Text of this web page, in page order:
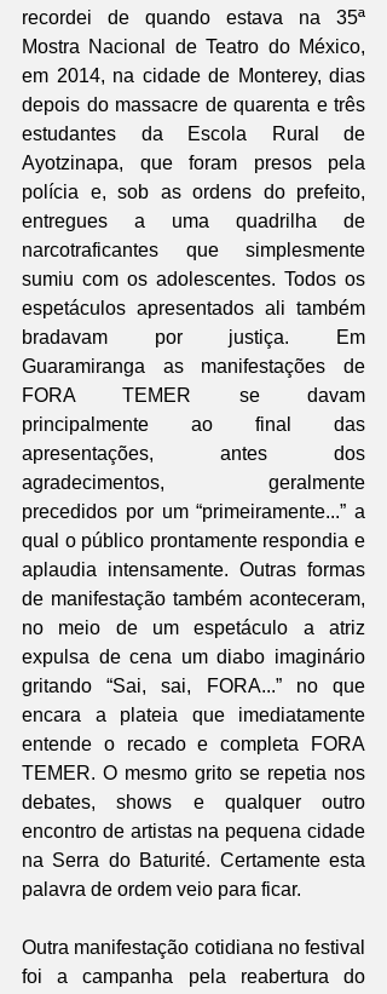
recordei de quando estava na 35ª
Mostra Nacional de Teatro do México,
em 2014, na cidade de Monterey, dias
depois do massacre de quarenta e três
estudantes da Escola Rural de
Ayotzinapa, que foram presos pela
polícia e, sob as ordens do prefeito,
entregues a uma quadrilha de
narcotraficantes que simplesmente
sumiu com os adolescentes. Todos os
espetáculos apresentados ali também
bradavam por justiça. Em
Guaramiranga as manifestações de
FORA TEMER se davam
principalmente ao final das
apresentações, antes dos
agradecimentos, geralmente
precedidos por um “primeiramente...” a
qual o público prontamente respondia e
aplaudia intensamente. Outras formas
de manifestação também aconteceram,
no meio de um espetáculo a atriz
expulsa de cena um diabo imaginário
gritando “Sai, sai, FORA...” no que
encara a plateia que imediatamente
entende o recado e completa FORA
TEMER. O mesmo grito se repetia nos
debates, shows e qualquer outro
encontro de artistas na pequena cidade
na Serra do Baturité. Certamente esta
palavra de ordem veio para ficar.
Outra manifestação cotidiana no festival
foi a campanha pela reabertura do